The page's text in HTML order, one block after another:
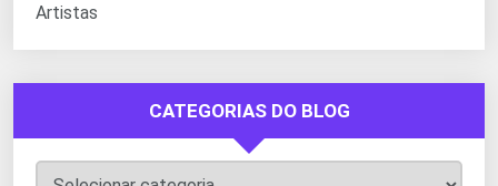
Artistas
CATEGORIAS DO BLOG
Categorias